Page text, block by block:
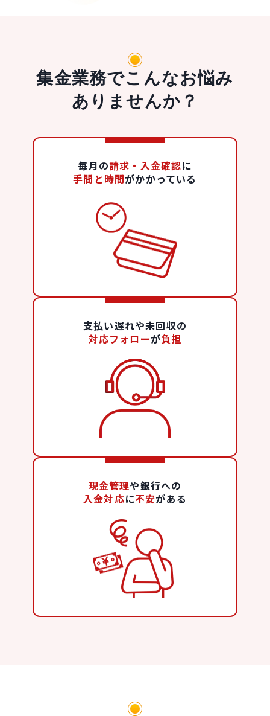
集金業務でこんなお悩み
ありませんか？
毎月の請求・入金確認に
手間と時間がかかっている
支払い遅れや未回収の
対応フォローが負担
現金管理や銀行への
入金対応に不安がある